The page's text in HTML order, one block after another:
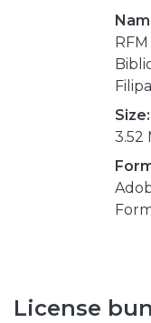
Size:
3.52
License